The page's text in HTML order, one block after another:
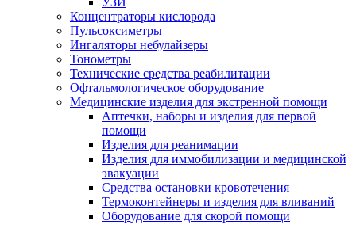
Концентраторы кислорода
Пульсоксиметры
Ингаляторы небулайзеры
Тонометры
Технические средства реабилитации
Офтальмологическое оборудование
Медицинские изделия для экстренной помощи
Аптечки, наборы и изделия для первой
помощи
Изделия для реанимации
Изделия для иммобилизации и медицинской
эвакуации
Средства остановки кровотечения
Термоконтейнеры и изделия для вливаний
Оборудование для скорой помощи